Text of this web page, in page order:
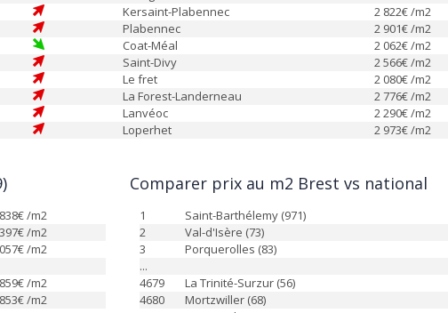
Kersaint-Plabennec
2 822€ /m2
Plabennec
2 901€ /m2
Coat-Méal
2 062€ /m2
Saint-Divy
2 566€ /m2
Le fret
2 080€ /m2
La Forest-Landerneau
2 776€ /m2
Lanvéoc
2 290€ /m2
Loperhet
2 973€ /m2
€ /m2
€ /m2
€ /m2
€ /m2
€ /m2
Comparer prix au m2 Brest vs national
1 Saint-Barthélemy (971)
2
Val-d'Isère (73)
3
Porquerolles (83)
...
4679
La Trinité-Surzur (56)
4680
Mortzwiller (68)